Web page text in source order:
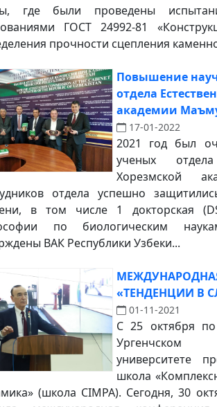
где были проведены
ГОСТ 24992-81
прочности сцепления
Повышение
отдела
академии
17-01-2022
2021 год был
ученых
Хорезмской
отдела успешно
в том числе 1 докторская
по биологическим
ВАК Республики Узбеки...
«ТЕНДЕНЦИИ В
01-11-2021
С 25 октября
Ургенчском
университете
школа
(школа CIMPA). Сегодня, 30